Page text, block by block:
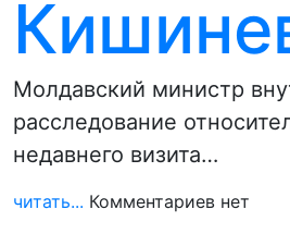
Молдавский министр
расследование
недавнего визита…
читать... Комментариев нет